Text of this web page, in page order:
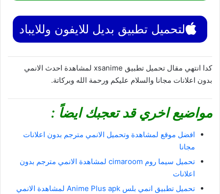
لتحميل تطبيق بديل للايفون وللايباد
كدا انتهي مقال تحميل تطبيق xsanime لمشاهدة احدث الانمي
بدون اعلانات مجانا والسلام عليكم ورحمة الله وبركاتة.
مواضيع اخري قد تعجبك ايضاً :
افضل موقع لمشاهدة وتحميل الانمي مترجم بدون اعلانات
مجانا
تحميل سيما روم cimaroom لمشاهدة الانمي مترجم بدون
اعلانات
تحميل تطبيق انمي بلس Anime Plus apk لمشاهدة الانمي